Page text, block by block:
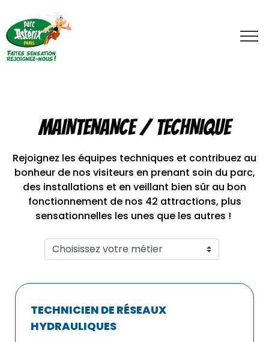
MAINTENANCE / TECHNIQUE
Rejoignez les équipes techniques et contribuez au
bonheur de nos visiteurs en prenant soin du parc,
des installations et en veillant bien sûr au bon
fonctionnement de nos 42 attractions, plus
sensationnelles les unes que les autres !
TECHNICIEN DE RÉSEAUX
HYDRAULIQUES